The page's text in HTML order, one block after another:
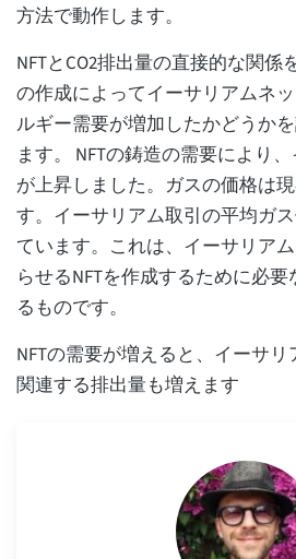
方法で動作します。
NFTとCO2排出量の直接的な関係
の作成によってイーサリアムネ
ルギー需要が増加したかどうか
ます。 NFTの鋳造の需要により
が上昇しました。ガスの価格は
す。イーサリアム取引の平均ガ
ています。これは、イーサリア
らせるNFTを作成するために必
るものです。
NFTの需要が増えると、イーサ
関連する排出量も増えます